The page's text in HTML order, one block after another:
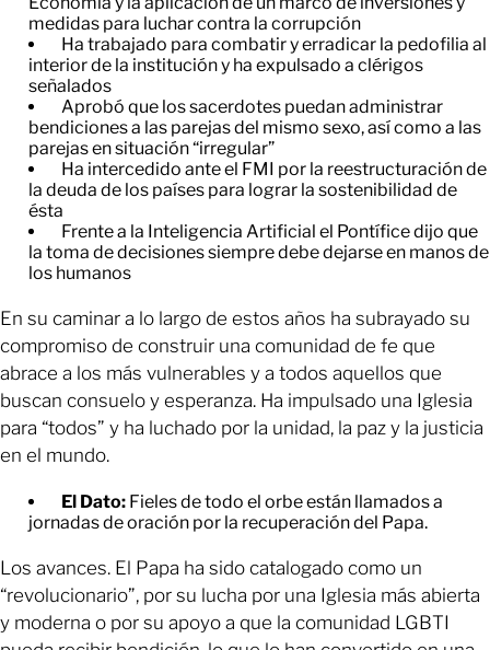
medidas para luchar contra la corrupción
Ha trabajado para combatir y erradicar la pedofilia al
interior de la institución y ha expulsado a clérigos
señalados
Aprobó que los sacerdotes puedan administrar
bendiciones a las parejas del mismo sexo, así como a las
parejas en situación “irregular”
Ha intercedido ante el FMI por la reestructuración de
la deuda de los países para lograr la sostenibilidad de
ésta
Frente a la Inteligencia Artificial el Pontífice dijo que
la toma de decisiones siempre debe dejarse en manos de
los humanos
En su caminar a lo largo de estos años ha subrayado su
compromiso de construir una comunidad de fe que
abrace a los más vulnerables y a todos aquellos que
buscan consuelo y esperanza. Ha impulsado una Iglesia
para “todos” y ha luchado por la unidad, la paz y la justicia
en el mundo.
El Dato: Fieles de todo el orbe están llamados a
jornadas de oración por la recuperación del Papa.
Los avances. El Papa ha sido catalogado como un
“revolucionario”, por su lucha por una Iglesia más abierta
y moderna o por su apoyo a que la comunidad LGBTI